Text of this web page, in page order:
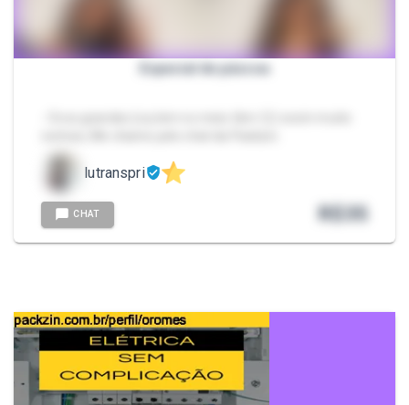
Especial de páscoa
lutranspri
CHAT R$35